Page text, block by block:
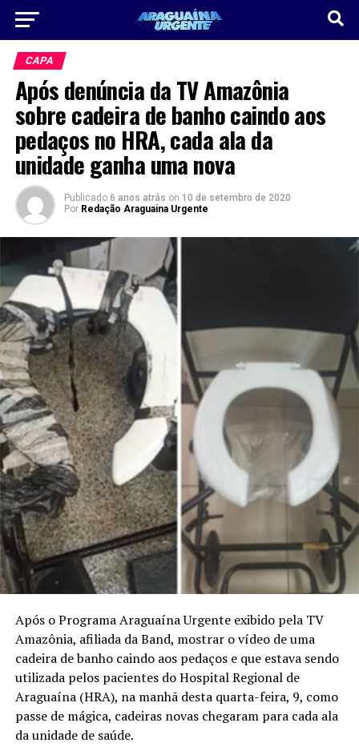
CAPA
Após denúncia da TV Amazônia
sobre cadeira de banho caindo aos
pedaços no HRA, cada ala da
unidade ganha uma nova
Publicado 6 anos atrás on 10 de setembro de 2020
Por Redação Araguaina Urgente
Após o Programa Araguaína Urgente exibido pela TV
Amazônia, afiliada da Band, mostrar o vídeo de uma
cadeira de banho caindo aos pedaços e que estava sendo
utilizada pelos pacientes do Hospital Regional de
Araguaína (HRA), na manhã desta quarta-feira, 9, como
passe de mágica, cadeiras novas chegaram para cada ala
da unidade de saúde.